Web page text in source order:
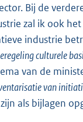
Bij de
zal ik ook
industrie
culturele
van de
van
zijn als bijlagen